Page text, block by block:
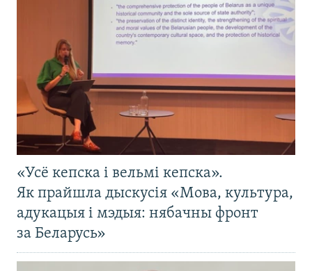
«Усё кепска і вельмі кепска».
Як прайшла дыскусія «Мова, культура,
адукацыя і мэдыя: нябачны фронт
за Беларусь»